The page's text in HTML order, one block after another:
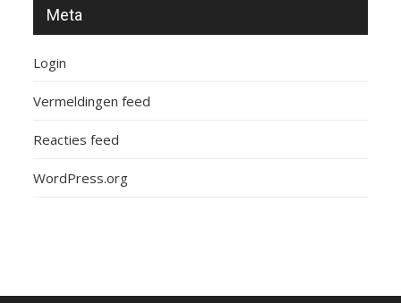
Meta
Login
Vermeldingen feed
Reacties feed
WordPress.org